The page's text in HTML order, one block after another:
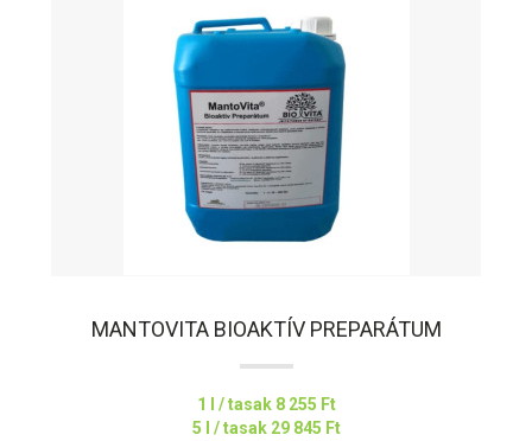
MANTOVITA BIOAKTÍV PREPARÁTUM
1 l / tasak 8 255 Ft
5 l / tasak 29 845 Ft